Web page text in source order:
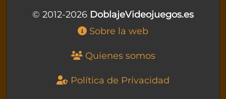
© 2012-2026 DoblajeVideojuegos.es
Sobre la web
Quienes somos
Política de Privacidad